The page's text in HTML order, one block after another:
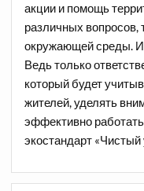
акции и помощь
различных
окружающей среды. И
Ведь только
который будет
жителей, уделять
эффективно
экостандарт